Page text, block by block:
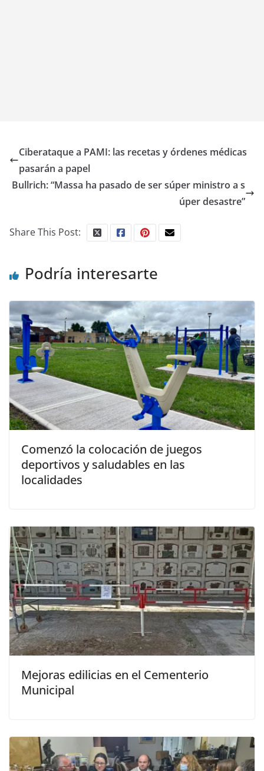
Ciberataque a PAMI: las recetas y órdenes médicas
pasarán a papel
Bullrich: “Massa ha pasado de ser súper ministro a s
úper desastre”
Share This Post:
Podría interesarte
Comenzó la colocación de juegos
deportivos y saludables en las
localidades
Mejoras edilicias en el Cementerio
Municipal